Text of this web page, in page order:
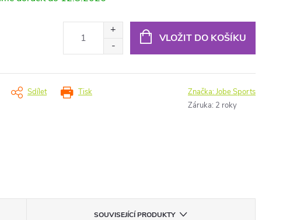
VLOŽIT DO KOŠÍKU
Tisk
Sdílet Značka:Jobe Sports
Záruka: 2 roky
SOUVISEJÍCÍ PRODUKTY